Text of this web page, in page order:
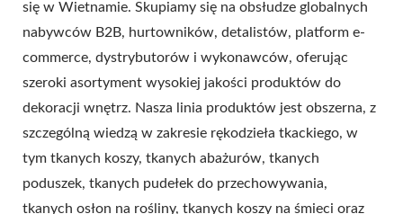
się w Wietnamie. Skupiamy się na obsłudze globalnych
nabywców B2B, hurtowników, detalistów, platform e-
commerce, dystrybutorów i wykonawców, oferując
szeroki asortyment wysokiej jakości produktów do
dekoracji wnętrz. Nasza linia produktów jest obszerna, z
szczególną wiedzą w zakresie rękodzieła tkackiego, w
tym tkanych koszy, tkanych abażurów, tkanych
poduszek, tkanych pudełek do przechowywania,
tkanych osłon na rośliny, tkanych koszy na śmieci oraz